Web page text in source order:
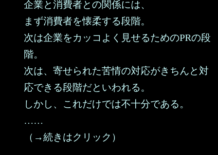
企業と消費者との関係には、
まず消費者を懐柔する段階。
次は企業をカッコよく見せるためのPRの段
階。
次は、寄せられた苦情の対応がきちんと対
応できる段階だといわれる。
しかし、これだけでは不十分である。
……
（→続きはクリック）